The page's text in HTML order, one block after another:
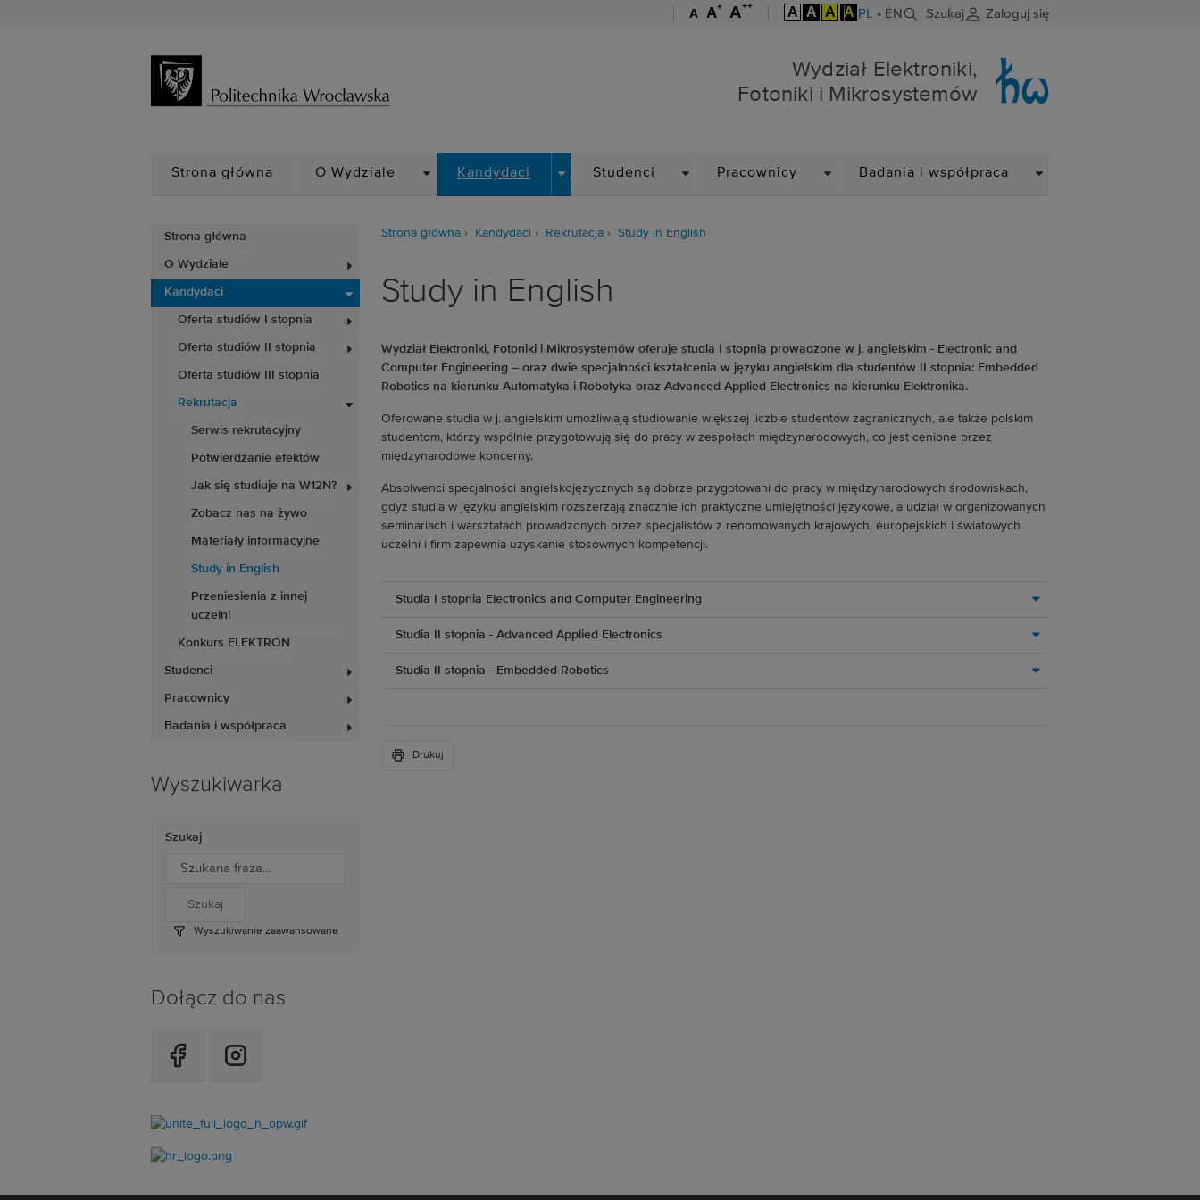
A A+ A++ A A A A PL • EN Szukaj Zaloguj się
Wydział Elektroniki, Fotoniki i Mikrosystemów
Wydział Elektroniki,
Fotoniki i Mikrosystemów
Strona główna O Wydziale Kandydaci
DROPDOWN
Studenci Pracownicy Badania i współpraca
Strona główna
O Wydziale
Kandydaci
Oferta studiów I stopnia
Oferta studiów II stopnia
Oferta studiów III stopnia
Rekrutacja
Serwis rekrutacyjny
Potwierdzanie efektów
Jak się studiuje na W12N?
Zobacz nas na żywo
Materiały informacyjne
Study in English
Przeniesienia z innej
uczelni
Konkurs ELEKTRON
Studenci
Pracownicy
Badania i współpraca
Wyszukiwarka
Szukaj
Wyszukiwanie zaawansowane
Dołącz do nas
Strona główna Kandydaci Rekrutacja Study in English
Study in English
Wydział Elektroniki, Fotoniki i Mikrosystemów oferuje studia I stopnia prowadzone w j. angielskim - Electronic and
Computer Engineering – oraz dwie specjalności kształcenia w języku angielskim dla studentów II stopnia: Embedded
Robotics na kierunku Automatyka i Robotyka oraz Advanced Applied Electronics na kierunku Elektronika.
Oferowane studia w j. angielskim umożliwiają studiowanie większej liczbie studentów zagranicznych, ale także polskim
studentom, którzy wspólnie przygotowują się do pracy w zespołach międzynarodowych, co jest cenione przez
międzynarodowe koncerny.
Absolwenci specjalności angielskojęzycznych są dobrze przygotowani do pracy w międzynarodowych środowiskach,
gdyż studia w języku angielskim rozszerzają znacznie ich praktyczne umiejętności językowe, a udział w organizowanych
seminariach i warsztatach prowadzonych przez specjalistów z renomowanych krajowych, europejskich i światowych
uczelni i firm zapewnia uzyskanie stosownych kompetencji.
Studia I stopnia Electronics and Computer Engineering
Studia II stopnia - Advanced Applied Electronics
Studia II stopnia - Embedded Robotics
Drukuj